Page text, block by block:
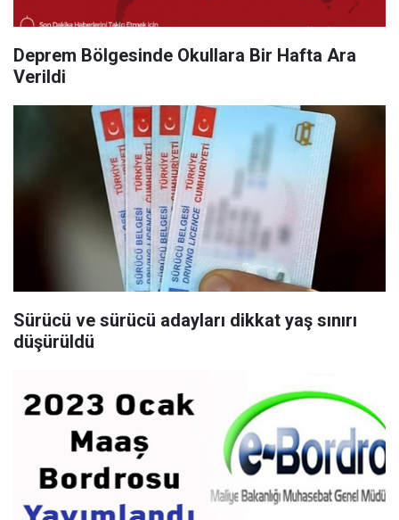
Deprem Bölgesinde Okullara Bir Hafta Ara
Verildi
Sürücü ve sürücü adayları dikkat yaş sınırı
düşürüldü